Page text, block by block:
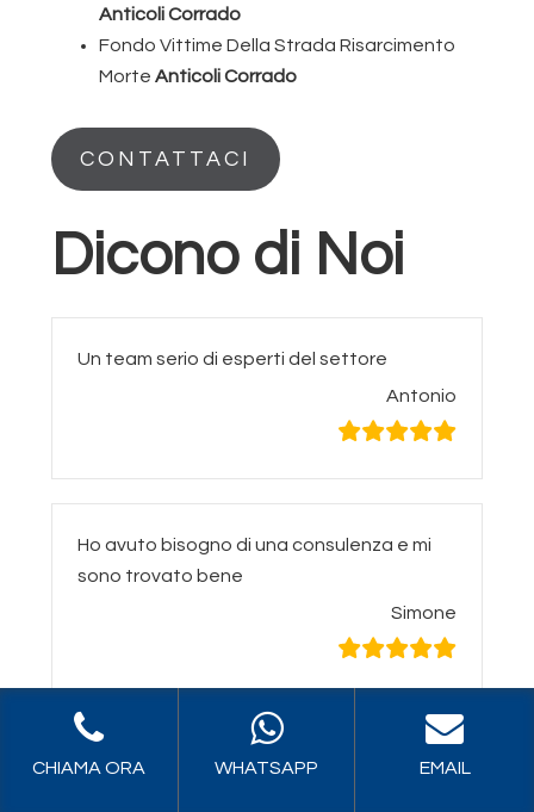
Anticoli Corrado
Fondo Vittime Della Strada Risarcimento
MorteAnticoli Corrado
CONTATTACI
Dicono di Noi
Un team serio di esperti del settore
Antonio
Ho avuto bisogno di una consulenza e mi
sono trovato bene
Simone
Se avete avuto incidenti e avete bisogno
CHIAMA ORA WHATSAPP EMAIL